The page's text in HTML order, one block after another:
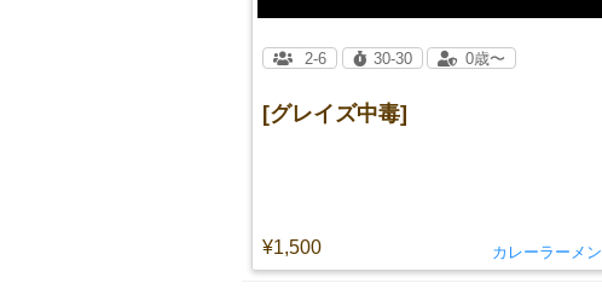
[グレイズ中毒]
¥1,500
2-6 30-30 0歳〜
カレーラーメン